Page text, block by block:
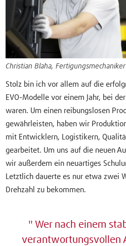
Christian Blaha,
Stolz bin ich vor allem auf die
EVO-Modelle vor einem Jahr, bei
waren. Um einen reibungslosen
gewährleisten, haben wir
mit Entwicklern, Logistikern,
gearbeitet. Um uns auf die neuen
wir außerdem ein neuartiges
Letztlich dauerte es nur etwa zwei
Drehzahl zu bekommen.
Wer nach einem
verantwortungsvollen